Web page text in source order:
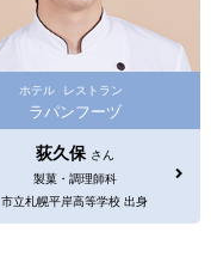
ホテル レストラン
ラパンフーヅ
荻久保 さん
製菓・調理師科
市立札幌平岸高等学校 出身